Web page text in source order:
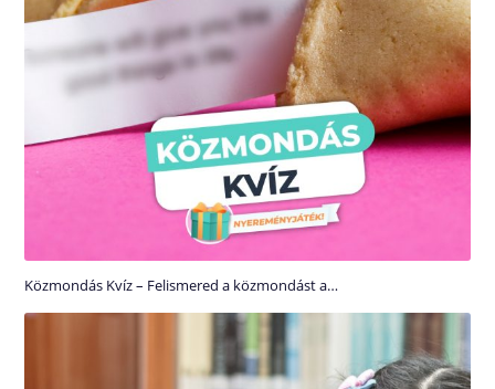
Közmondás Kvíz – Felismered a közmondást a…